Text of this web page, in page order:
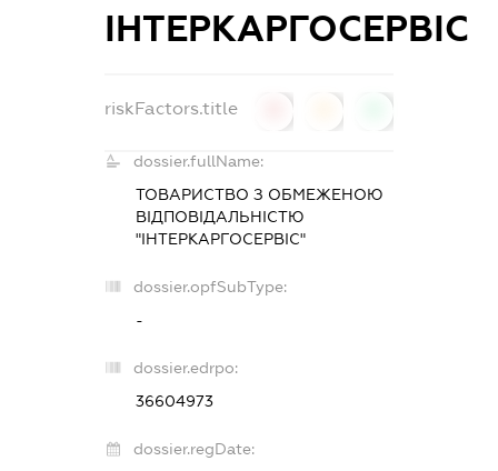
ІНТЕРКАРГОСЕРВІС
riskFactors.title
dossier.fullName:
ТОВАРИСТВО З ОБМЕЖЕНОЮ
ВІДПОВІДАЛЬНІСТЮ
"ІНТЕРКАРГОСЕРВІС"
dossier.opfSubType:
-
dossier.edrpo:
36604973
dossier.regDate: